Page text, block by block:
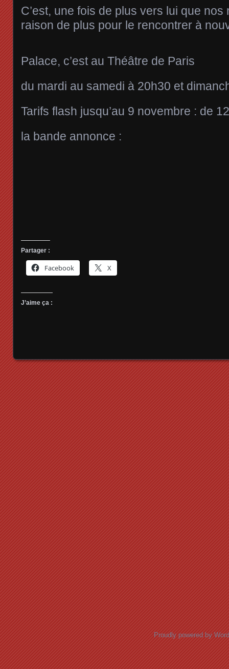
C’est, une fois de plus vers lui que
raison de plus pour le rencontrer à
Palace, c’est au Théâtre de Paris
du mardi au samedi à 20h30 et
Tarifs flash jusqu’au 9 novembre : de
la bande annonce :
Partager :
Facebook X
J’aime ça :
Proudly powered by